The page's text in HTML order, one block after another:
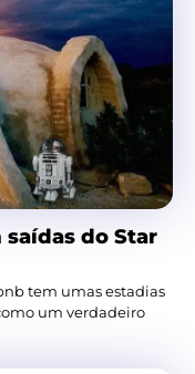
do Star
tem umas estadias
um verdadeiro